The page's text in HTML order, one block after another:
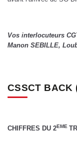
Vos interlocuteurs
Manon SEBILLE,
CSSCT BACK
CHIFFRES DU 2EME